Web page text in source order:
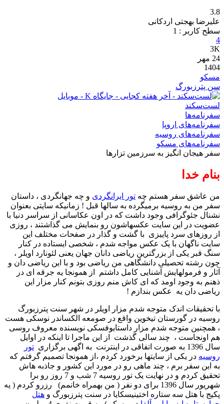
3.8
علیرضا بهجتی اردکانی
سطح کاربر : 1
4
3K
24 مهر
1404
مسکو
سن پترزبورگ
لست‌سکند
سفرنامه‌ها
سفرنامه‌های اروپا
سفرنامه‌های روسیه
سفرنامه‌های مسکو
سفر هیجان انگیز به سرزمین تزارها
بنام خدا
من عاشق سفر هستم چه تور ایرانگردی و چه جهانگردی ، داستان
سفر من به روسیه برمیگرده به سالها قبل ! زمانیکه سایتی بعنوان
نشنال جئوگرافی وجود داشت که در اون عکاسانی از سراسر دنیا با
عضویت در این سایت عکسهاشون رو بنمایش می گذاشتند ، روزی
از روزهای سرد پاییزی با گشت و گذار در صفحات مختلف این
سایت ناگهان با یک عکس مواجه شدم ، شخصی ایستاده در کنار
سنگ قبر یکی از بزرگترین ریاضی دانان جهان یعنی لئونارد اویلر ،
چون رشته تحصیلی دانشگاهی من ریاضی بود و با این ریاضی دان و
آثار و فرمولهایش آشنایی کامل داشتم از همونجا یه جرقه ای در
ذهنم به وجود اومد که ای کاش منم روزی بتونم کنار مزار این
ریاضی دان یه عکس بندازم !
با تحقیقات اندک متوجه شدم مزار اویلر در شهر سنت پترزبورگ
روسیه در گورستان تیخوین واقع در صومعه الکساندر نوسکی هست
، همچنین متوجه شدم مزار داستایوفسکی نویسنده معروف روسی
هم اونجاست ، چند سالی گذشت از این ماجرا تا اینکه در اوایل
سال 1396 به صورت اتفاقی در اینترنت به اگهی برگزاری
تور
روسیه در یکی از سایتها برخورد کردم ،از همونجا تصمیم گرفتم که
به این سفر برم ، چند ماهی رو در مورد این کشور و جاذبه هاش
تحقیق کردم و در نهایت یک تور روسیه 7 شب و 7 روز رو برا
شهریور سال 1396 برای دو نفر ( من بهمراه خانمم) رزرو کردم ( یه
پکیج با هتل سه ستاره اختینیسکایا در سنت پترزبورگ و هتل